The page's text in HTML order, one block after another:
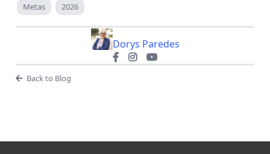
Metas 2026
Dorys Paredes
Back to Blog